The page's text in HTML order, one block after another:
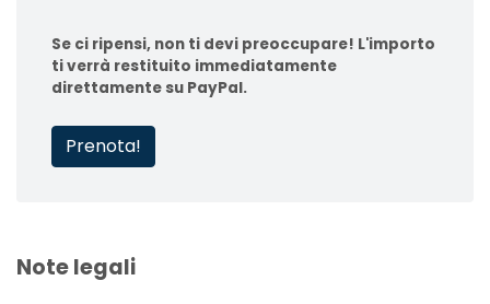
Se ci ripensi, non ti devi preoccupare! L'importo
ti verrà restituito immediatamente
direttamente su PayPal.
Prenota!
Note legali